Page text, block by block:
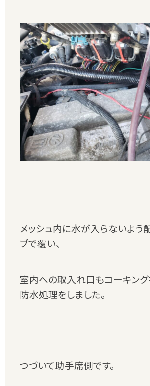
メッシュ内に水が入らないよう
ブで覆い、
室内への取入れ口もコーキング
防水処理をしました。
つづいて助手席側です。